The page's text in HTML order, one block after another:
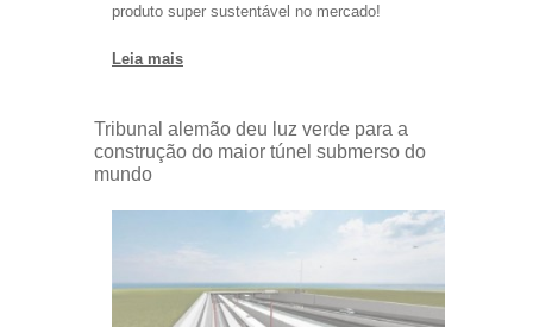
produto super sustentável no mercado!
Leia mais
Tribunal alemão deu luz verde para a
construção do maior túnel submerso do
mundo